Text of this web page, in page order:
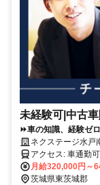
未経験可|中古
⏩️車の知識、経験ゼ
＋先輩同席で接客の
ネクステージ水戸
アクセス:
月給320,000円～
茨城県東茨城郡